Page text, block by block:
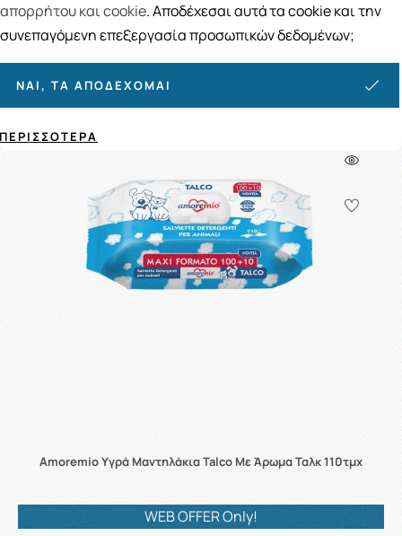
10 ΠΡΟΪΌΝΤΑ
Αmoremio Υγρά Μαντηλάκια Talco Mε Άρωμα Ταλκ 110τμχ
WEB OFFER Only!
απορρήτου και cookie. Αποδέχεσαι αυτά τα cookie και την
συνεπαγόμενη επεξεργασία προσωπικών δεδομένων;
ΝΑΙ, ΤΑ ΑΠΟΔΈΧΟΜΑΙ
ΠΕΡΙΣΣΌΤΕΡΑ